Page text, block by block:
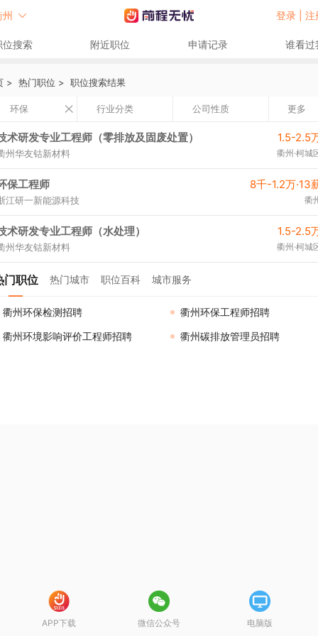
州 登录 | 注
位搜索 附近职位 申请记录 谁看过
> 热门职位 > 职位搜索结果
环保 行业分类 公司性质 更多
术研发专业工程师（零排放及固废处置） 1.5-2.5
州华友钴新材料 衢州·柯城
保工程师 8千-1.2万·13
江研一新能源科技 衢
术研发专业工程师（水处理） 1.5-2.5
州华友钴新材料 衢州·柯城
门职位 热门城市 职位百科 城市服务
衢州环保检测招聘
衢州环保工程师招聘
衢州环境影响评价工程师招聘
衢州碳排放管理员招聘
APP下载 微信公众号 电脑版